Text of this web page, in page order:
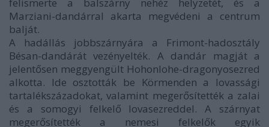
Marziani-dandárral akarta megvédeni a centrum
balját.
A hadállás jobbszárnyára a Frimont-hadosztály
Bésan-dandárát vezényelték. A dandár magját a
jelentősen meggyengült Hohonlohe-dragonyosezred
alkotta. Ide osztották be Körmenden a lovassági
tartalékszázadokat, valamint megerősítették a zalai
és a somogyi felkelő lovasezreddel. A szárnyat
megerősítették a nemesi felkelők egyik